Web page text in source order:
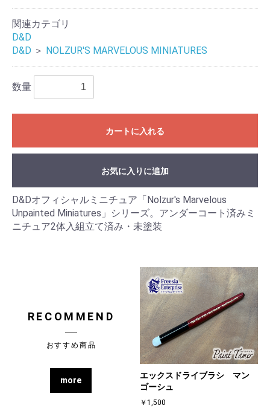
関連カテゴリ
D&D
D&D ＞ NOLZUR'S MARVELOUS MINIATURES
数量
カートに入れる
お気に入りに追加
D&Dオフィシャルミニチュア「Nolzur's Marvelous
Unpainted Miniatures」シリーズ。アンダーコート済みミ
ニチュア2体入組立て済み・未塗装
RECOMMEND
おすすめ商品
more
エックスドライブラシ マン
ゴーシュ
￥1,500